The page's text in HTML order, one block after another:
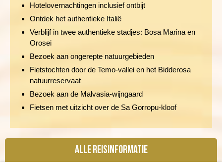
Hotelovernachtingen inclusief ontbijt
Ontdek het authentieke Italië
Verblijf in twee authentieke stadjes: Bosa Marina en
Orosei
Bezoek aan ongerepte natuurgebieden
Fietstochten door de Temo-vallei en het Bidderosa
natuurreservaat
Bezoek aan de Malvasia-wijngaard
Fietsen met uitzicht over de Sa Gorropu-kloof
Alle reisinformatie